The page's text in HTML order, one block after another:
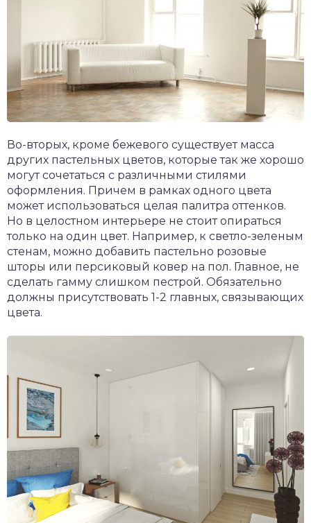
Во-вторых, кроме бежевого существует масса
других пастельных цветов, которые так же хорошо
могут сочетаться с различными стилями
оформления. Причем в рамках одного цвета
может использоваться целая палитра оттенков.
Но в целостном интерьере не стоит опираться
только на один цвет. Например, к светло-зеленым
стенам, можно добавить пастельно розовые
шторы или персиковый ковер на пол. Главное, не
сделать гамму слишком пестрой. Обязательно
должны присутствовать 1-2 главных, связывающих
цвета.